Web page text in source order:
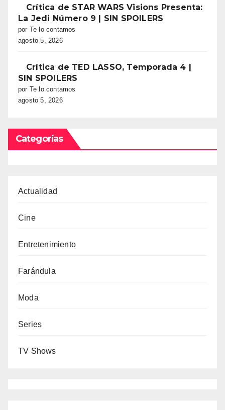
Crítica de STAR WARS Visions Presenta:
La Jedi Número 9 | SIN SPOILERS
por Te lo contamos
agosto 5, 2026
Crítica de TED LASSO, Temporada 4 |
SIN SPOILERS
por Te lo contamos
agosto 5, 2026
Categorías
Actualidad
Cine
Entretenimiento
Farándula
Moda
Series
TV Shows